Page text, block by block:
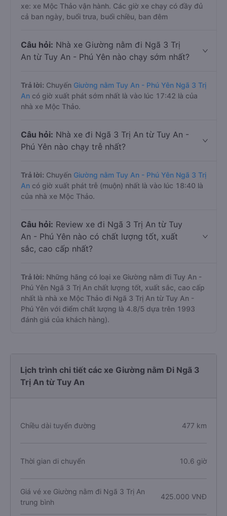
xe: xe Mộc Thảo vận hành. Các giờ xe chạy có đầy đủ
cả ban ngày, buổi trưa, buổi chiều, ban đêm
Câu hỏi: Nhà xe Giường nằm đi Ngã 3 Trị
An từ Tuy An - Phú Yên nào chạy sớm nhất?
Trả lời: Chuyến Giường nằm Tuy An - Phú Yên Ngã 3 Trị
An có giờ xuất phát sớm nhất là vào lúc 17:42 là của
nhà xe Mộc Thảo.
Câu hỏi: Nhà xe đi Ngã 3 Trị An từ Tuy An -
Phú Yên nào chạy trễ nhất?
Trả lời: Chuyến Giường nằm Tuy An - Phú Yên Ngã 3 Trị
An có giờ xuất phát trễ (muộn) nhất là vào lúc 18:40 là
của nhà xe Mộc Thảo.
Câu hỏi: Review xe đi Ngã 3 Trị An từ Tuy
An - Phú Yên nào có chất lượng tốt, xuất
sắc, cao cấp nhất?
Trả lời: Những hãng có loại xe Giường nằm đi Tuy An -
Phú Yên Ngã 3 Trị An chất lượng tốt, xuất sắc, cao cấp
nhất là nhà xe Mộc Thảo đi Ngã 3 Trị An từ Tuy An -
Phú Yên với điểm chất lượng là 4.8/5 dựa trên 1993
đánh giá của khách hàng).
Lịch trình chi tiết các xe Giường nằm Đi Ngã 3
Trị An từ Tuy An
Chiều dài tuyến đường 477 km
Thời gian di chuyển 10.6 giờ
Giá vé xe Giường nằm đi Ngã 3 Trị An
trung bình
425.000 VNĐ